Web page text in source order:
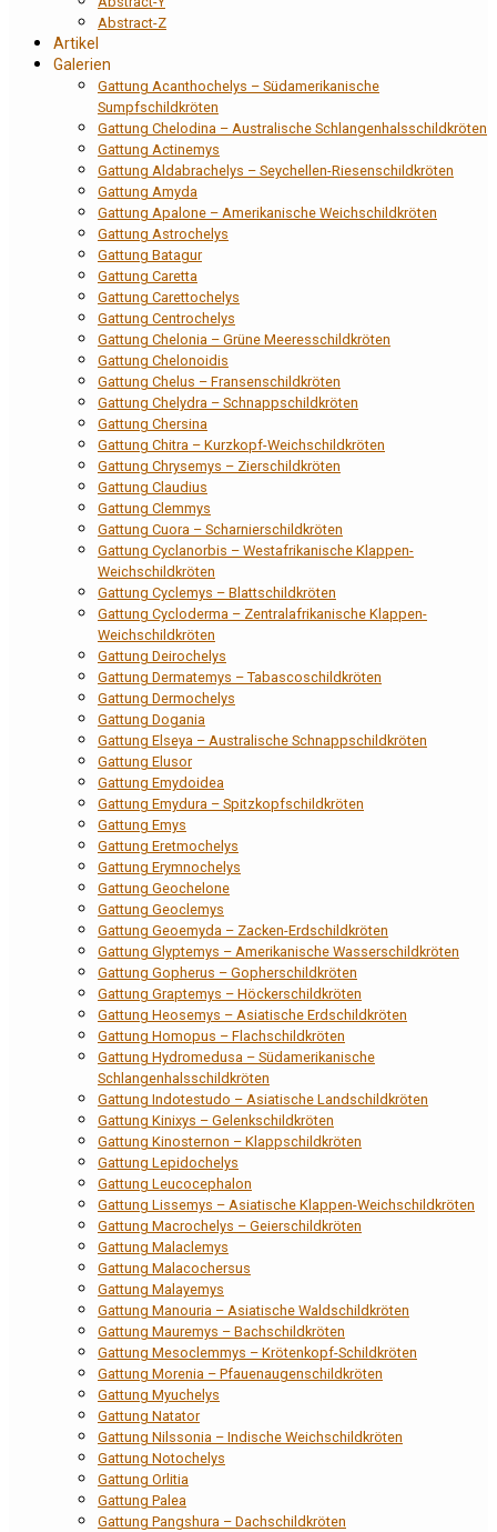
Abstract-Z
Artikel
Galerien
Gattung Acanthochelys – Südamerikanische
Sumpfschildkröten
Gattung Chelodina – Australische Schlangenhalsschildkröten
Gattung Actinemys
Gattung Aldabrachelys – Seychellen-Riesenschildkröten
Gattung Amyda
Gattung Apalone – Amerikanische Weichschildkröten
Gattung Astrochelys
Gattung Batagur
Gattung Caretta
Gattung Carettochelys
Gattung Centrochelys
Gattung Chelonia – Grüne Meeresschildkröten
Gattung Chelonoidis
Gattung Chelus – Fransenschildkröten
Gattung Chelydra – Schnappschildkröten
Gattung Chersina
Gattung Chitra – Kurzkopf-Weichschildkröten
Gattung Chrysemys – Zierschildkröten
Gattung Claudius
Gattung Clemmys
Gattung Cuora – Scharnierschildkröten
Gattung Cyclanorbis – Westafrikanische Klappen-
Weichschildkröten
Gattung Cyclemys – Blattschildkröten
Gattung Cycloderma – Zentralafrikanische Klappen-
Weichschildkröten
Gattung Deirochelys
Gattung Dermatemys – Tabascoschildkröten
Gattung Dermochelys
Gattung Dogania
Gattung Elseya – Australische Schnappschildkröten
Gattung Elusor
Gattung Emydoidea
Gattung Emydura – Spitzkopfschildkröten
Gattung Emys
Gattung Eretmochelys
Gattung Erymnochelys
Gattung Geochelone
Gattung Geoclemys
Gattung Geoemyda – Zacken-Erdschildkröten
Gattung Glyptemys – Amerikanische Wasserschildkröten
Gattung Gopherus – Gopherschildkröten
Gattung Graptemys – Höckerschildkröten
Gattung Heosemys – Asiatische Erdschildkröten
Gattung Homopus – Flachschildkröten
Gattung Hydromedusa – Südamerikanische
Schlangenhalsschildkröten
Gattung Indotestudo – Asiatische Landschildkröten
Gattung Kinixys – Gelenkschildkröten
Gattung Kinosternon – Klappschildkröten
Gattung Lepidochelys
Gattung Leucocephalon
Gattung Lissemys – Asiatische Klappen-Weichschildkröten
Gattung Macrochelys – Geierschildkröten
Gattung Malaclemys
Gattung Malacochersus
Gattung Malayemys
Gattung Manouria – Asiatische Waldschildkröten
Gattung Mauremys – Bachschildkröten
Gattung Mesoclemmys – Krötenkopf-Schildkröten
Gattung Morenia – Pfauenaugenschildkröten
Gattung Myuchelys
Gattung Natator
Gattung Nilssonia – Indische Weichschildkröten
Gattung Notochelys
Gattung Orlitia
Gattung Palea
Gattung Pangshura – Dachschildkröten